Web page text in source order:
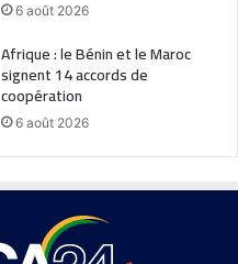
6 août 2026
Afrique : le Bénin et le Maroc
signent 14 accords de
coopération
6 août 2026